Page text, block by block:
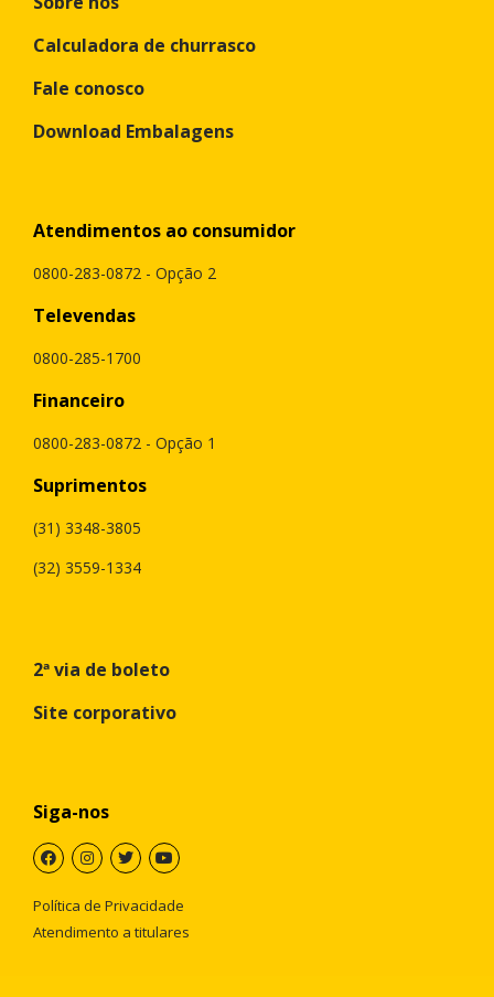
Calculadora de churrasco
Fale conosco
Download Embalagens
Atendimentos ao consumidor
0800-283-0872 - Opção 2
Televendas
0800-285-1700
Financeiro
0800-283-0872 - Opção 1
Suprimentos
(31) 3348-3805
(32) 3559-1334
2ª via de boleto
Site corporativo
Siga-nos
Política de Privacidade
Atendimento a titulares